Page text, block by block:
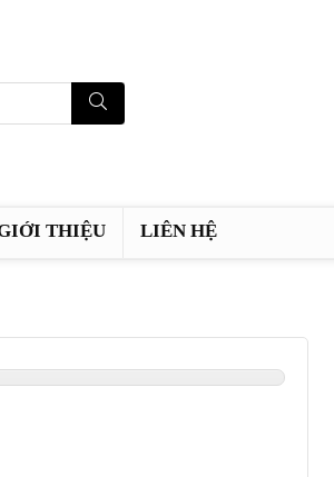
THIỆU LIÊN HỆ